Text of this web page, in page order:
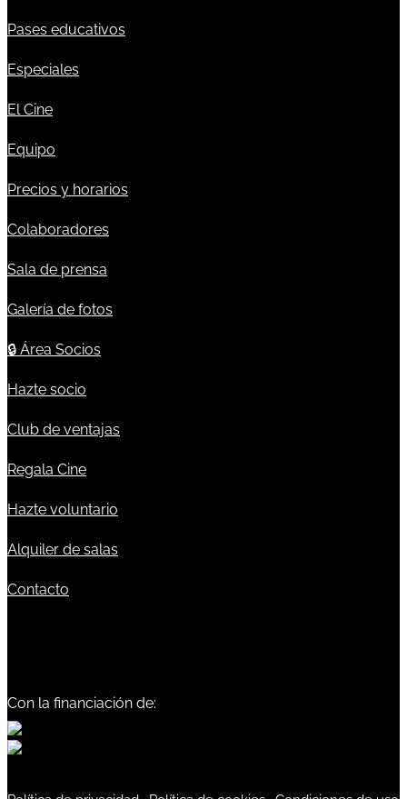
Pases educativos
Especiales
El Cine
Equipo
Precios y horarios
Colaboradores
Sala de prensa
Galería de fotos
🔒 Área Socios
Hazte socio
Club de ventajas
Regala Cine
Hazte voluntario
Alquiler de salas
Contacto
Con la financiación de: